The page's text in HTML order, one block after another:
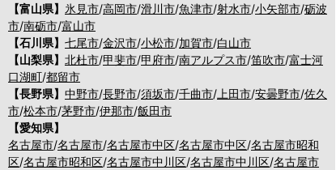
【富山県】 氷見市/高岡市/滑川市/魚津市/射水市/小矢部市/砺波
市/南砺市/富山市
【石川県】 七尾市/金沢市/小松市/加賀市/白山市
【山梨県】 北杜市/甲斐市/甲府市/南アルプス市/笛吹市/富士河
口湖町/都留市
【長野県】 中野市/長野市/須坂市/千曲市/ 上田市/安曇野市/佐久
市/松本市/茅野市/伊那市/飯田市
【愛知県】
名古屋市/名古屋市/名古屋市中区/名古屋市中区/名古屋市昭和
区/名古屋市昭和区/名古屋市中川区/名古屋市中川区/名古屋市